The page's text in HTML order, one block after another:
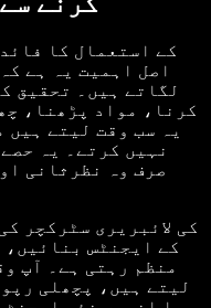
اصل اہمیت یہ ہے
لگاتے ہیں۔ تحقیق
کرنا، مواد پڑھنا،
یہ سب وقت لیتے ہیں
نہیں کرتے۔ یہ
صرف وہ نظرثانی
کے ایجنٹس بنائیں،
منظم رہتی ہے۔ آپ
لیتے ہیں، پچھلی